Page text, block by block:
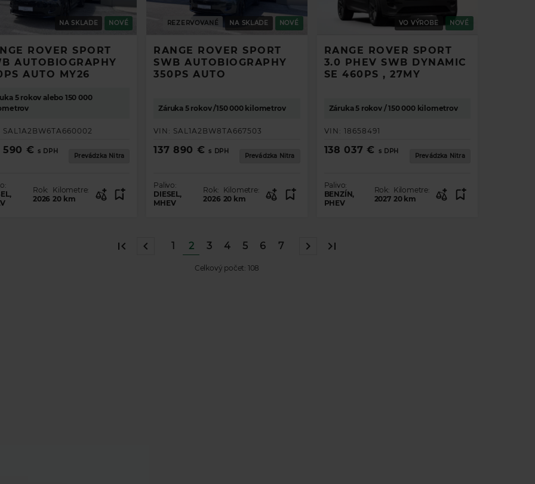
NA SKLADE NOVÉ
ROVER SPORT
AUTOBIOGRAPHY
AUTO MY26
5 rokov alebo 150 000
SAL1A2BW6TA660002
590 € s DPH
Prevádzka Nitra
Rok:
2026
Kilometre:
20 km
REZERVOVANÉ NA SKLADE NOVÉ
RANGE ROVER SPORT
SWB AUTOBIOGRAPHY
350PS AUTO
Záruka 5 rokov /150 000 kilometrov
VIN: SAL1A2BW8TA667503
137 890 € s DPH
Prevádzka Nitra
Palivo:
DIESEL,
MHEV
Rok:
2026
Kilometre:
20 km
VO VÝROBE NOVÉ
RANGE ROVER SPORT
3.0 PHEV SWB DYNAMIC
SE 460PS , 27MY
Záruka 5 rokov / 150 000 kilometrov
VIN: 18658491
138 037 € s DPH
Prevádzka Nitra
Palivo:
BENZÍN,
PHEV
Rok:
2027
Kilometre:
20 km
1 2 3 4 5 6 7
Celkový počet: 108